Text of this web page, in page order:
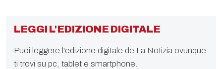
LEGGI L'EDIZIONE DIGITALE
Puoi leggere l'edizione digitale de La Notizia ovunque
ti trovi su pc, tablet e smartphone.